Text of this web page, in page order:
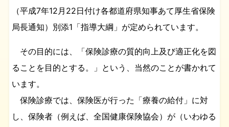
（平成7年12月22日付け各都道府県知事あて厚生省保険
局長通知）別添1「指導大綱」が定められています。
その目的には、「保険診療の質的向上及び適正化を図
ることを目的とする。」という、当然のことが書かれて
います。
保険診療では、保険医が行った「療養の給付」に対
し、保険者（例えば、全国健康保険協会）が（いわゆる